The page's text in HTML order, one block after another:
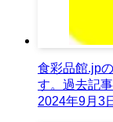
食彩品館.jp
す。過去記
2024年9月3